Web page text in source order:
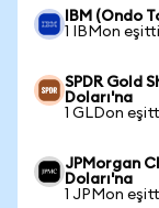
IBM (Ondo
1 IBMon
SPDR Gold
Doları'na
1 GLDon
JPMorgan
Doları'na
1 JPMon